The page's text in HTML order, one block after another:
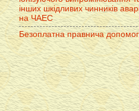
інших шкідливих чинників
на ЧАЕС
Безоплатна правнича